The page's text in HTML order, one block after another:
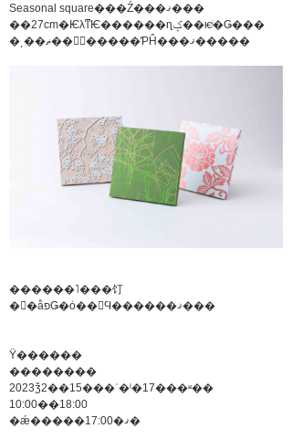
Seasonal square���Ź���ޤ���
��27cm�ѤλͳѤ������ɳݤ��ѥͥ�Ǥ���
�͵��ޡ��򥤥᡼�����ƤĤ���ޤ�����
������˥���饤
�󥷥�åפǤ�ȯ��򳫻Ϥ������ޤ���
Ÿ������
��������
2023ǯ2��15���ʿ�ˡ�17���ʶ��
10:00��18:00
�ǽ�����17:00�ޤ�